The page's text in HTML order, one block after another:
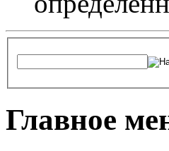
Главное